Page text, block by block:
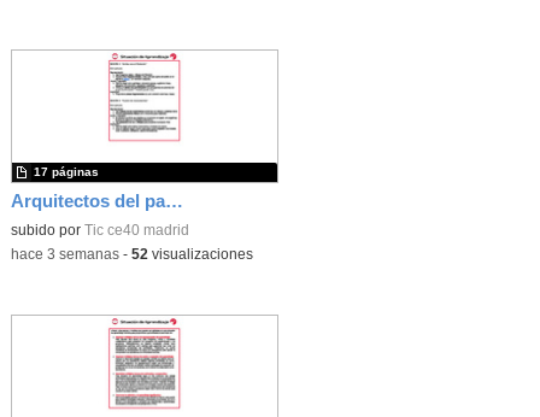
Arquitectos del pasado
subido por Tic ce40 madrid
17 páginas
-hace 3 semanas- 52 visualizaciones